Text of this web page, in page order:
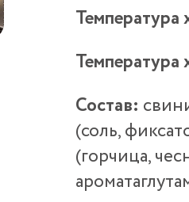
Температура
Температура
Состав:
(соль,
(горчица,